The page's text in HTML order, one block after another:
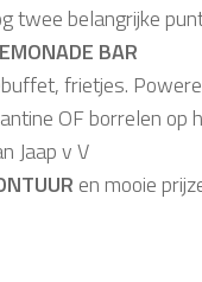
twee belangrijke
BAR
frietjes.
OF borrelen op
Jaap v V
en mooie